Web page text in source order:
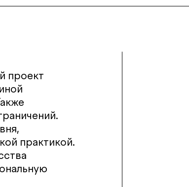
проект
практикой.